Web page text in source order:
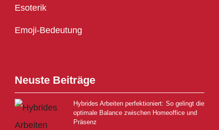
Esoterik
Emoji-Bedeutung
Neuste Beiträge
Hybrides Arbeiten perfektioniert: So gelingt die
optimale Balance zwischen Homeoffice und
Präsenz